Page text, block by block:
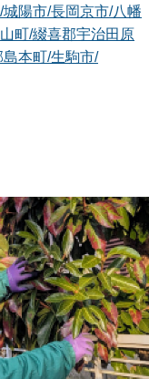
/城陽市/長岡京市/八幡
町/綴喜郡宇治田原
島本町/生駒市/
京都市上京区/京都市左
/八幡市/京田辺市/久世
/
と申します。 私たち